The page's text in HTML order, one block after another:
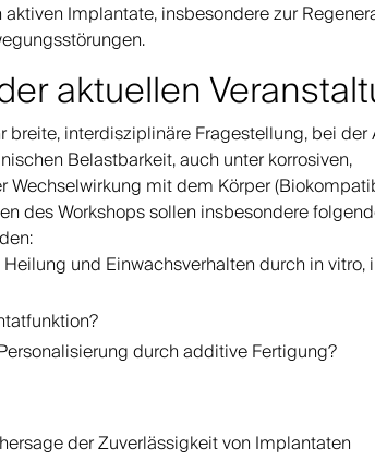
Implantate, insbesondere zur
aktuellen
interdisziplinäre Fragestellung, bei der
Belastbarkeit, auch unter korrosiven,
mit dem Körper
des Workshops sollen insbesondere
und Einwachsverhalten durch in vitro,
durch additive Fertigung?
der Zuverlässigkeit von Implantaten